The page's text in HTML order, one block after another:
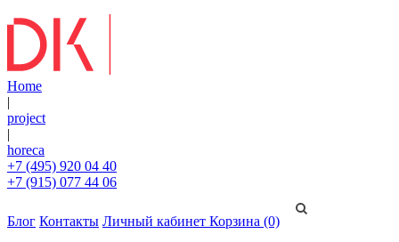
Home
|
project
|
horeca
+7 (495) 920 04 40
+7 (915) 077 44 06
Блог Контакты Личный кабинет Корзина (0)